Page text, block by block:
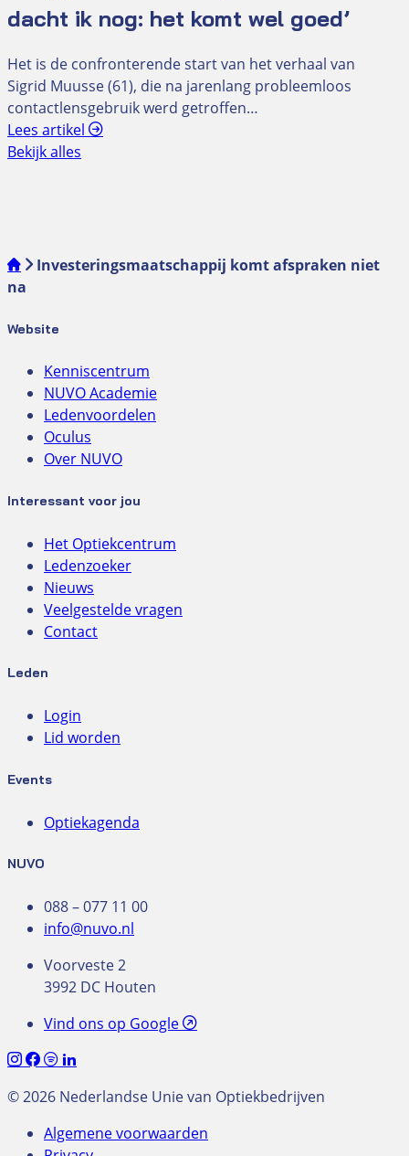
dacht ik nog: het komt wel goed’
Het is de confronterende start van het verhaal van
Sigrid Muusse (61), die na jarenlang probleemloos
contactlensgebruik werd getroffen…
Lees artikel
Bekijk alles
Investeringsmaatschappij komt afspraken niet
na
Website
Kenniscentrum
NUVO Academie
Ledenvoordelen
Oculus
Over NUVO
Interessant voor jou
Het Optiekcentrum
Ledenzoeker
Nieuws
Veelgestelde vragen
Contact
Leden
Login
Lid worden
Events
Optiekagenda
NUVO
088 – 077 11 00
info@nuvo.nl
Voorveste 2
3992 DC Houten
Vind ons op Google
© 2026 Nederlandse Unie van Optiekbedrijven
Algemene voorwaarden